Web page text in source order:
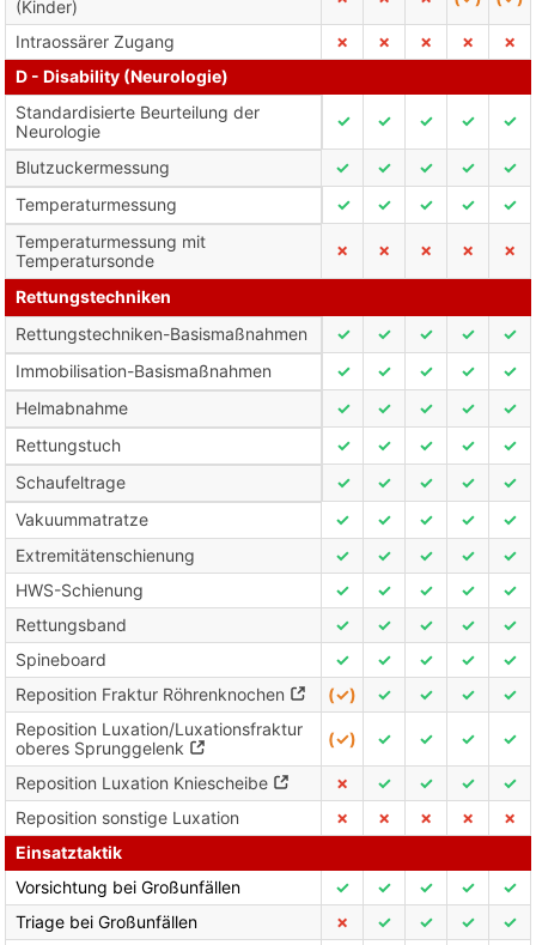
(Kinder)
Intraossärer Zugang ✗ ✗ ✗ ✗
✗
D - Disability (Neurologie)
Standardisierte Beurteilung der
Neurologie
✓ ✓ ✓ ✓ ✓
Blutzuckermessung ✓ ✓ ✓ ✓
✓
Temperaturmessung
✓ ✓ ✓ ✓
✓
Temperaturmessung mit
Temperatursonde
✗ ✗ ✗ ✗ ✗
Rettungstechniken
Rettungstechniken-Basismaßnahmen
✓ ✓ ✓ ✓
✓
Immobilisation-Basismaßnahmen
✓ ✓ ✓ ✓
✓
Helmabnahme
✓ ✓ ✓ ✓
✓
Rettungstuch
✓ ✓ ✓ ✓
✓
Schaufeltrage
✓ ✓ ✓ ✓
✓
Vakuummatratze
✓ ✓ ✓ ✓
✓
Extremitätenschienung
✓ ✓ ✓ ✓
✓
HWS-Schienung
✓ ✓ ✓ ✓
✓
Rettungsband
✓ ✓ ✓ ✓
✓
Spineboard
✓ ✓ ✓ ✓
✓
Reposition Fraktur Röhrenknochen
(✓) ✓ ✓ ✓
✓
Reposition Luxation/Luxationsfraktur
oberes Sprunggelenk
(✓) ✓ ✓ ✓ ✓
Reposition Luxation Kniescheibe ✗ ✓ ✓ ✓
✓
Reposition sonstige Luxation
✗ ✗ ✗ ✗
✗
Einsatztaktik
Vorsichtung bei Großunfällen
✓ ✓ ✓ ✓
✓
Triage bei Großunfällen
✗ ✓ ✓ ✓
✓